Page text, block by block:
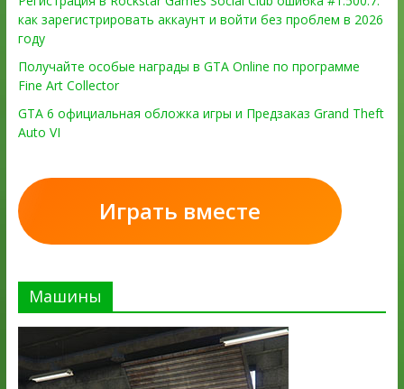
как зарегистрировать аккаунт и войти без проблем в 2026
году
Получайте особые награды в GTA Online по программе
Fine Art Collector
GTA 6 официальная обложка игры и Предзаказ Grand Theft
Auto VI
Играть вместе
Машины